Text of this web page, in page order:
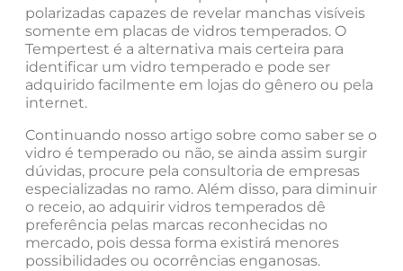
polarizadas capazes de revelar manchas visíveis
somente em placas de vidros temperados. O
Tempertest é a alternativa mais certeira para
identificar um vidro temperado e pode ser
adquirido facilmente em lojas do gênero ou pela
internet.
Continuando nosso artigo sobre como saber se o
vidro é temperado ou não, se ainda assim surgir
dúvidas, procure pela consultoria de empresas
especializadas no ramo. Além disso, para diminuir
o receio, ao adquirir vidros temperados dê
preferência pelas marcas reconhecidas no
mercado, pois dessa forma existirá menores
possibilidades ou ocorrências enganosas.